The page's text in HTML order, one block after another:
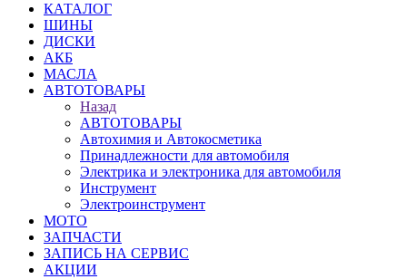
КАТАЛОГ
ШИНЫ
ДИСКИ
АКБ
МАСЛА
АВТОТОВАРЫ
Назад
АВТОТОВАРЫ
Автохимия и Автокосметика
Принадлежности для автомобиля
Электрика и электроника для автомобиля
Инструмент
Электроинструмент
МОТО
ЗАПЧАСТИ
ЗАПИСЬ НА СЕРВИС
АКЦИИ